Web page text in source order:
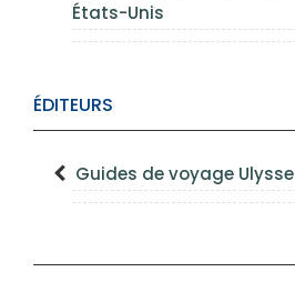
États-Unis
ÉDITEURS
Guides de voyage Ulysse